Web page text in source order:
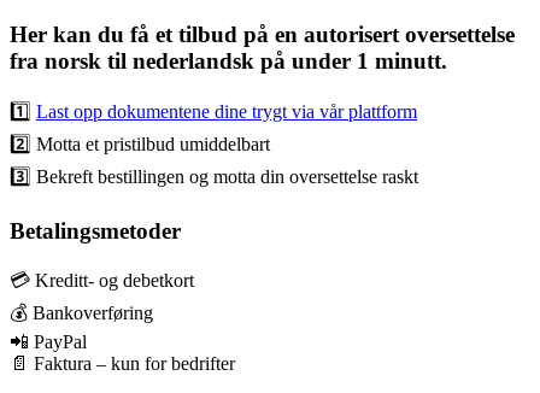
Her kan du få et tilbud på en autorisert oversettelse
fra norsk til nederlandsk på under 1 minutt.
1️⃣ Last opp dokumentene dine trygt via vår plattform
2️⃣ Motta et pristilbud umiddelbart
3️⃣ Bekreft bestillingen og motta din oversettelse raskt
Betalingsmetoder
💳 Kreditt- og debetkort
💰 Bankoverføring
📲 PayPal
📄 Faktura – kun for bedrifter